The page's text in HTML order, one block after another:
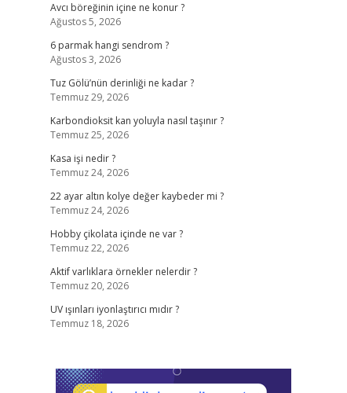
Avcı böreğinin içine ne konur ?
Ağustos 5, 2026
6 parmak hangi sendrom ?
Ağustos 3, 2026
Tuz Gölü’nün derinliği ne kadar ?
Temmuz 29, 2026
Karbondioksit kan yoluyla nasıl taşınır ?
Temmuz 25, 2026
Kasa işi nedir ?
Temmuz 24, 2026
22 ayar altın kolye değer kaybeder mi ?
Temmuz 24, 2026
Hobby çikolata içinde ne var ?
Temmuz 22, 2026
Aktif varlıklara örnekler nelerdir ?
Temmuz 20, 2026
UV ışınları iyonlaştırıcı mıdır ?
Temmuz 18, 2026